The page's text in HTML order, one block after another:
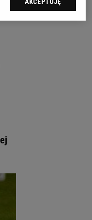
sp. z o.o., jej
swoje preferencje
celów identyfikacji.